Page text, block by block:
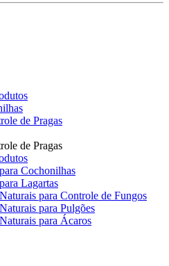
de Pragas
de Pragas
Cochonilhas
Lagartas
para Controle de Fungos
para Pulgões
para Ácaros